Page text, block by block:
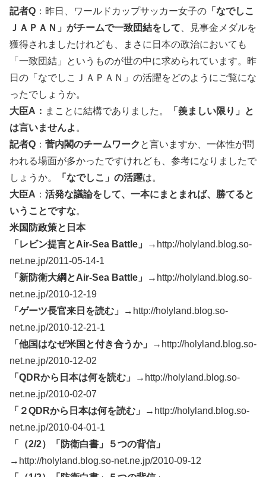
記者Q ：昨日、ワールドカップサッカー女子の 「なでしこ
ＪＡＰＡＮ」がチームで一致団結をして 、見事金メダルを
獲得されましたけれども、まさに日本の政治においても
「一致団結」というものが世の中に求められています。昨
日の「なでしこＪＡＰＡＮ」の活躍をどのようにご覧にな
ったでしょうか。
大臣A： まことに結構でありました。
「羨ましい限り」と
は言いませんよ 。
記者Q ： 菅内閣のチームワーク と言いますか、一体性が問
われる場面が多かったですけれども、参考になりましたで
しょうか。
「なでしこ」の活躍は。
大臣A ： 活発な議論をして、一本にまとまれば、勝てると
いうことですな。
米国防政策と日本
「レビン提言とAir-Sea Battle」
→http://holyland.blog.so-
net.ne.jp/2011-05-14-1
「新防衛大綱とAir-Sea Battle」
→http://holyland.blog.so-
net.ne.jp/2010-12-19
「ゲーツ長官来日を読む」
→http://holyland.blog.so-
net.ne.jp/2010-12-21-1
「他国はなぜ米国と付き合うか」
→http://holyland.blog.so-
net.ne.jp/2010-12-02
「QDRから日本は何を読む」
→http://holyland.blog.so-
net.ne.jp/2010-02-07
「２QDRから日本は何を読む」
→http://holyland.blog.so-
net.ne.jp/2010-04-01-1
「（2/2）「防衛白書」５つの背信」
→http://holyland.blog.so-net.ne.jp/2010-09-12